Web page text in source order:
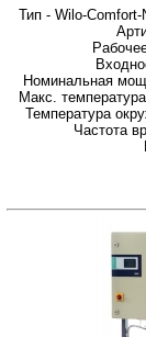
Тип - Wilo-
Номинальная
Макс.
Температура
Частота